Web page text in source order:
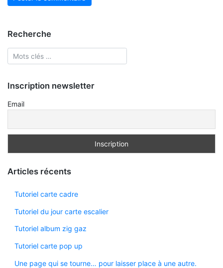
Recherche
Inscription newsletter
Email
Articles récents
Tutoriel carte cadre
Tutoriel du jour carte escalier
Tutoriel album zig gaz
Tutoriel carte pop up
Une page qui se tourne… pour laisser place à une autre.